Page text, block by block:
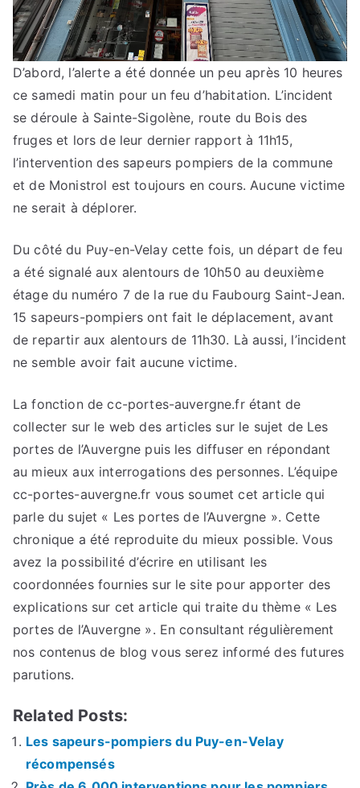
D’abord, l’alerte a été donnée un peu après 10 heures
ce samedi matin pour un feu d’habitation. L’incident
se déroule à Sainte-Sigolène, route du Bois des
fruges et lors de leur dernier rapport à 11h15,
l’intervention des sapeurs pompiers de la commune
et de Monistrol est toujours en cours. Aucune victime
ne serait à déplorer.
Du côté du Puy-en-Velay cette fois, un départ de feu
a été signalé aux alentours de 10h50 au deuxième
étage du numéro 7 de la rue du Faubourg Saint-Jean.
15 sapeurs-pompiers ont fait le déplacement, avant
de repartir aux alentours de 11h30. Là aussi, l’incident
ne semble avoir fait aucune victime.
La fonction de cc-portes-auvergne.fr étant de
collecter sur le web des articles sur le sujet de Les
portes de l’Auvergne puis les diffuser en répondant
au mieux aux interrogations des personnes. L’équipe
cc-portes-auvergne.fr vous soumet cet article qui
parle du sujet « Les portes de l’Auvergne ». Cette
chronique a été reproduite du mieux possible. Vous
avez la possibilité d’écrire en utilisant les
coordonnées fournies sur le site pour apporter des
explications sur cet article qui traite du thème « Les
portes de l’Auvergne ». En consultant régulièrement
nos contenus de blog vous serez informé des futures
parutions.
Related Posts:
Les sapeurs-pompiers du Puy-en-Velay
récompensés